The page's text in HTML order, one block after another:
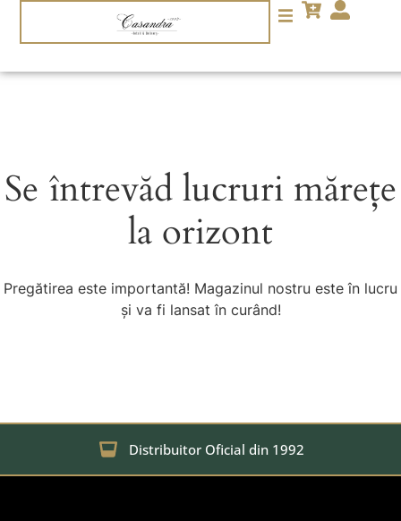
Se întrevăd lucruri mărețe
la orizont
Pregătirea este importantă! Magazinul nostru este în lucru
și va fi lansat în curând!
Distribuitor Oficial din 1992